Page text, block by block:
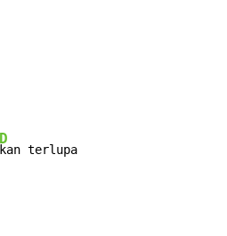
D
kan terlupa